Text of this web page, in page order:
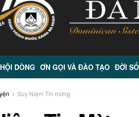
HỘI DÒNG ƠN GỌI VÀ ĐÀO TẠO ĐỜI
Suy Niệm Tin mừng